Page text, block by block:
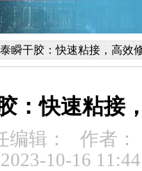
瞬干胶：快速粘接，高效
：快速粘接
编辑：
作者：
10-16